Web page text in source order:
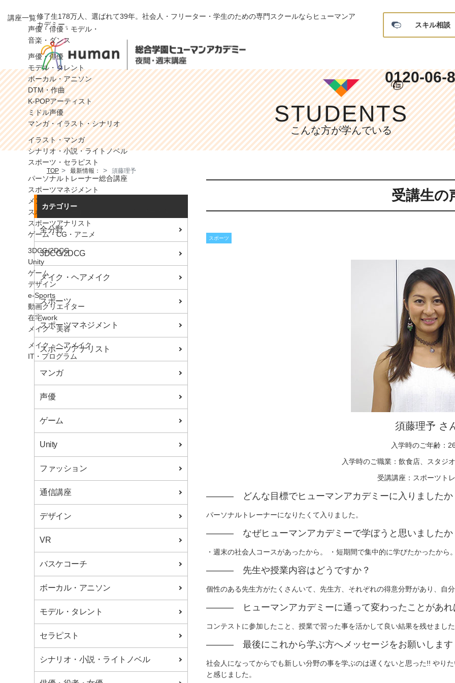
修了生178万人、選ばれて39年。社会人・フリーター・学生のための専門スクールならヒューマンア
カデミー。
スキル相談
0120-06-
講座一覧
声優・俳優・モデル・
音楽・ダンス
声優・俳優
モデル・タレント
ボーカル・アニソン
DTM・作曲
K-POPアーティスト
ミドル声優
マンガ・イラスト・シナリオ
イラスト・マンガ
シナリオ・小説・ライトノベル
スポーツ・セラピスト
パーソナルトレーナー総合講座
スポーツマネジメント
メンタルトレーニング
スポーツニュートリションアドバイザー講座
スポーツアナリスト
ゲーム・CG・アニメ
3DCG/2DCG
Unity
ゲーム
デザイン
e-Sports
動画クリエイター
在宅work
メイク・美容
メイク・ヘアメイク
IT・プログラム
ITエンジニア
ヒューマンアカデミーとは
ヒューマンアカデミーとは
業界とのつながり
特別授業、就職・デビューイベント
サポート
サポートの流れ
こんな方が学んでいる
受講生の声
社会人本間さんインタビュー
フリーター原さんインタビュー
学生増田さんインタビュー
校舎一覧
京都校
大阪心斎橋校
北九州校
受講料・学費
体験授業
STUDENTS
こんな方が学んでいる
TOP 最新情報： 須藤理予
受講生の
スポーツ
須藤理予 さ
入学時のご年齢：
入学時のご職業：飲食店、スタジ
受講講座：スポーツト
――― どんな目標でヒューマンアカデミーに入りましたか
パーソナルトレーナーになりたくて入りました。
――― なぜヒューマンアカデミーで学ぼうと思いましたか
・週末の社会人コースがあったから。 ・短期間で集中的に学びたかったか
――― 先生や授業内容はどうですか？
個性のある先生方がたくさんいて、先生方、それぞれの得意分野があり、自
――― ヒューマンアカデミーに通って変わったことがあれ
コンテストに参加したこと、授業で習った事を活かして良い結果を残せまし
――― 最後にこれから学ぶ方へメッセージをお願いします
社会人になってからでも新しい分野の事を学ぶのは遅くないと思った!! やり
と感じました。
カテゴリー
全分野
3DCG/2DCG
メイク・ヘアメイク
スポーツ
スポーツマネジメント
スポーツアナリスト
マンガ
声優
ゲーム
Unity
ファッション
通信講座
デザイン
VR
バスケコーチ
ボーカル・アニソン
モデル・タレント
セラピスト
シナリオ・小説・ライトノベル